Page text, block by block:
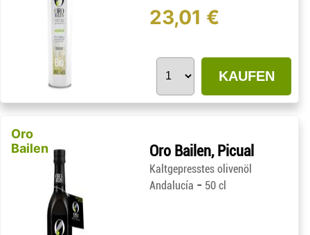
23,01 €
KAUFEN
Oro
Bailen
Oro Bailen, Picual
Kaltgepresstes olivenöl
Andalucía - 50 cl